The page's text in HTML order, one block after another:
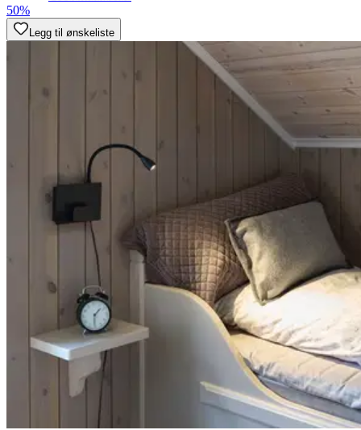
50%
Legg til ønskeliste